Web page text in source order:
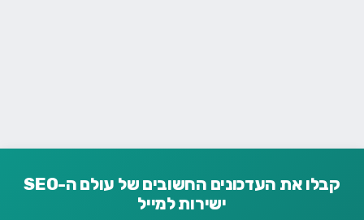
קבלו את העדכונים החשובים של עולם ה-SEO
ישירות למייל